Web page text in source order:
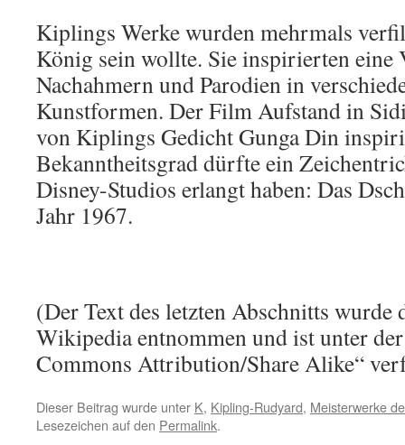
Kiplings Werke wurden mehrmals
König sein wollte. Sie inspirierten eine
Nachahmern und Parodien in
Kunstformen. Der Film Aufstand in
von Kiplings Gedicht Gunga Din
Bekanntheitsgrad dürfte ein
Disney-Studios erlangt haben: Das
Jahr 1967.
(Der Text des letzten Abschnitts wurde
Wikipedia entnommen und ist unter
Commons Attribution/Share Alike“
Dieser Beitrag wurde unter K, Kipling-Rudyard, Meisterwerke
Lesezeichen auf den Permalink.